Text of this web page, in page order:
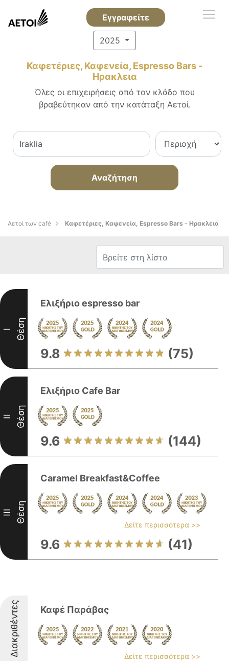
Εγγραφείτε
2025
Καφετέριες, Καφενεία, Espresso Bars -
Ηρακλεια
Όλες οι επιχειρήσεις από τον κλάδο που
βραβεύτηκαν από την κατάταξη Αετοί.
Αναζήτηση
Αετοί των café Καφετέριες, Καφενεία, Espresso Bars - Ηρακλεια
I Θέση
Ελιξήριο espresso bar
9.8 (75)
II Θέση
Ελιξήριο Cafe Bar
9.6 (144)
III Θέση
Caramel Breakfast&Coffee
Δείτε περισσότερα >>
9.6 (41)
Διακριθέντες Καφέ Παράβας
Δείτε περισσότερα >>